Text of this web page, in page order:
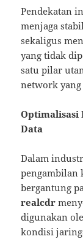
Pendekatan
menjaga
sekaligus
yang tidak
satu pilar
network
Optimalisasi
Data
Dalam
pengambilan
bergantung
realcdr
digunakan
kondisi